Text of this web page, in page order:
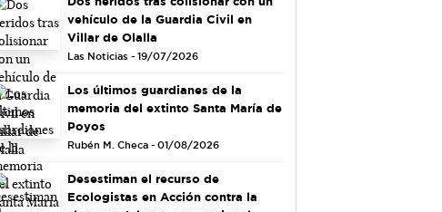
vehículo de la Guardia Civil en
Villar de Olalla
Las Noticias - 19/07/2026
Los últimos guardianes de la
memoria del extinto Santa María de
Poyos
Rubén M. Checa - 01/08/2026
Desestiman el recurso de
Ecologistas en Acción contra la